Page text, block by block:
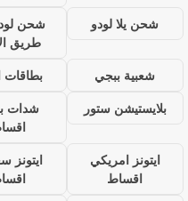
شحن يلا لودو
شحن
طريق
شعبية ببجي
بطاقات
بلايستيشن ستور
شدات
ايتونز امريكي
اقساط
ايتونز